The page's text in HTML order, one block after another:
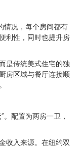
情况，每个房间都有
利性，同时也提升房
是传统美式住宅的独
房区域与餐厅连接顺
。配置为两房一卫，
收入来源。在纽约双